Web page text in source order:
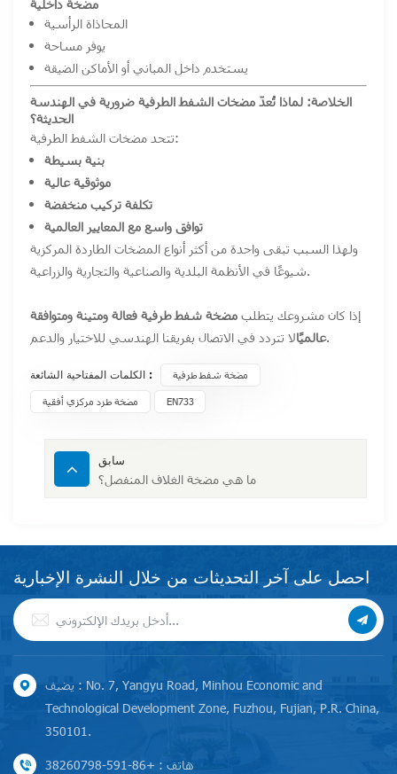
مضخة داخلية
المحاذاة الرأسية
يوفر مساحة
يستخدم داخل المباني أو الأماكن الضيقة
الخلاصة: لماذا تُعدّ مضخات الشفط الطرفية ضرورية في الهندسة
الحديثة؟
تتحد مضخات الشفط الطرفية:
بنية بسيطة
موثوقية عالية
تكلفة تركيب منخفضة
توافق واسع مع المعايير العالمية
ولهذا السبب تبقى واحدة من أكثر أنواع المضخات الطاردة المركزية
شيوعًا في الأنظمة البلدية والصناعية والتجارية والزراعية.
إذا كان مشروعك يتطلب مضخة شفط طرفية فعالة ومتينة ومتوافقة
عالميًالا تتردد في الاتصال بفريقنا الهندسي للاختيار والدعم.
الكلمات المفتاحية الشائعة : مضخة شفط طرفية
مضخة طرد مركزي أفقية EN733
سابق
ما هي مضخة الغلاف المنفصل؟
احصل على آخر التحديثات من خلال النشرة الإخبارية
يضيف : No. 7, Yangyu Road, Minhou Economic and
Technological Development Zone, Fuzhou, Fujian, P.R. China,
350101.
هاتف : +86-591-38260798